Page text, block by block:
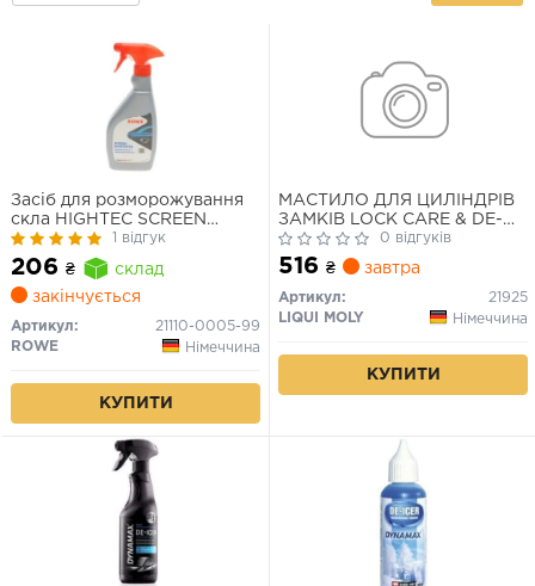
Засіб для розморожування
скла HIGHTEC SCREEN
DEFROSTER, 500мл.
1 відгук
206 ₴
склад
закінчується
Артикул:
21110-0005-99
ROWE
Німеччина
КУПИТИ
МАСТИЛО ДЛЯ ЦИЛІНДРІВ
ЗАМКІВ LOCK CARE & DE-
ICER 0,05Л
0 відгуків
516 ₴ завтра
Артикул:
21925
LIQUI MOLY
Німеччина
КУПИТИ